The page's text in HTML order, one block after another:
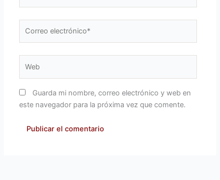
Guarda mi nombre, correo electrónico y web en
este navegador para la próxima vez que comente.